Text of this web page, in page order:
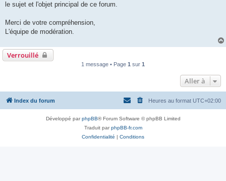
le sujet et l'objet principal de ce forum.
Merci de votre compréhension,
L'équipe de modération.
Verrouillé
1 message • Page 1 sur 1
Aller à
Index du forum Heures au format UTC+02:00
Développé parphpBB® Forum Software © phpBB Limited
Traduit parphpBB-fr.com
Confidentialité | Conditions